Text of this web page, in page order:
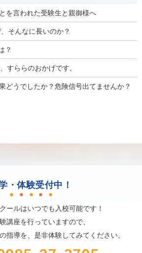
を言われた受験生と親御様へ
そんなに長いのか？
？
すららのおかげです。
どうでしたか？危険信号出てませんか？
・体験受付中！
ールはいつでも入校可能です！
講座を行っていますので、
指導を、是非体験してみてください。